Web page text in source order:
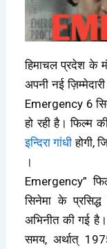
हिमाचल प्रदेश के
अपनी नई
Emergency 6
हो रही है। फिल्म
इन्दिरा गांधी होगी,
।
Emergency”
सिनेमा के प्रसिद्ध
अभिनीत की गई
समय, अर्थात्